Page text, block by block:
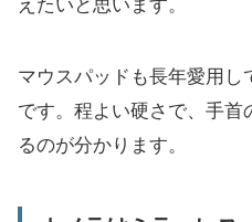
えたいと思います。
マウスパッドも長年愛用し
です。程よい硬さで、手首
るのが分かります。